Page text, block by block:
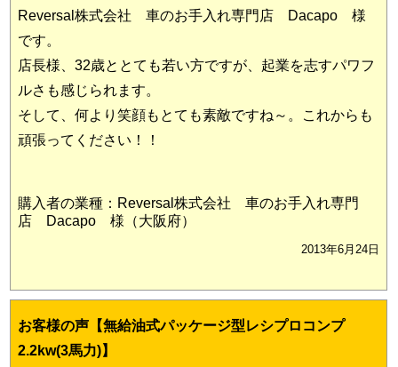
Reversal株式会社 車のお手入れ専門店 Dacapo 様
です。
店長様、32歳ととても若い方ですが、起業を志すパワフ
ルさも感じられます。
そして、何より笑顔もとても素敵ですね～。これからも
頑張ってください！！
購入者の業種：Reversal株式会社 車のお手入れ専門
店 Dacapo 様（大阪府）
2013年6月24日
お客様の声【無給油式パッケージ型レシプロコンプ
2.2kw(3馬力)】